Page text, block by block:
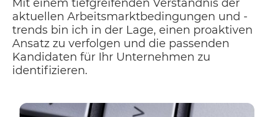
Mit einem tiefgreifenden Verständnis der
aktuellen Arbeitsmarktbedingungen und -
trends bin ich in der Lage, einen proaktiven
Ansatz zu verfolgen und die passenden
Kandidaten für Ihr Unternehmen zu
identifizieren.